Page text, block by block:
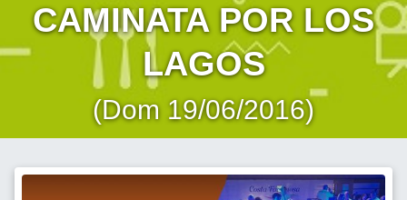
CAMINATA POR LOS
LAGOS
(Dom 19/06/2016)